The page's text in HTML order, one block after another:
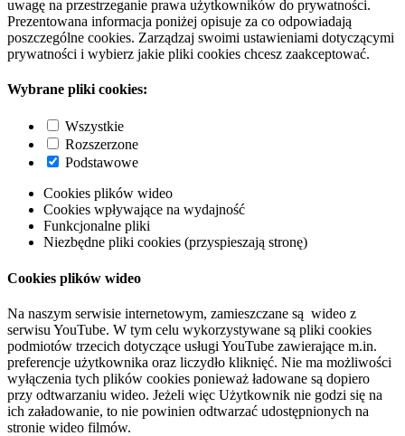
uwagę na przestrzeganie prawa użytkowników do prywatności.
Prezentowana informacja poniżej opisuje za co odpowiadają
poszczególne cookies. Zarządzaj swoimi ustawieniami dotyczącymi
prywatności i wybierz jakie pliki cookies chcesz zaakceptować.
Wybrane pliki cookies:
Wszystkie
Rozszerzone
Podstawowe
Cookies plików wideo
Cookies wpływające na wydajność
Funkcjonalne pliki
Niezbędne pliki cookies (przyspieszają stronę)
Cookies plików wideo
Na naszym serwisie internetowym, zamieszczane są wideo z
serwisu YouTube. W tym celu wykorzystywane są pliki cookies
podmiotów trzecich dotyczące usługi YouTube zawierające m.in.
preferencje użytkownika oraz liczydło kliknięć. Nie ma możliwości
wyłączenia tych plików cookies ponieważ ładowane są dopiero
przy odtwarzaniu wideo. Jeżeli więc Użytkownik nie godzi się na
ich załadowanie, to nie powinien odtwarzać udostępnionych na
stronie wideo filmów.